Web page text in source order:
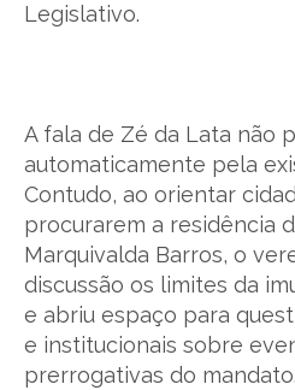
Legislativo.
A fala de Zé da Lata não
automaticamente pela
Contudo, ao orientar
procurarem a residência
Marquivalda Barros, o
discussão os limites da
e abriu espaço para
e institucionais sobre
prerrogativas do mandato.